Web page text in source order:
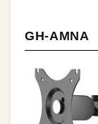
GH-AMNA